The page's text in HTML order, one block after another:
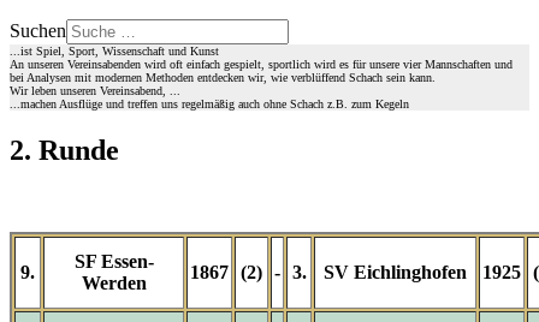
Suchen
...ist Spiel, Sport, Wissenschaft und Kunst
An unseren Vereinsabenden wird oft einfach gespielt, sportlich wird es für unsere vier Mannschaften und
bei Analysen mit modernen Methoden entdecken wir, wie verblüffend Schach sein kann.
Wir leben unseren Vereinsabend, ...
...machen Ausflüge und treffen uns regelmäßig auch ohne Schach z.B. zum Kegeln
2. Runde
9.
SF Essen-
Werden
1867 (2) - 3. SV Eichlinghofen 1925